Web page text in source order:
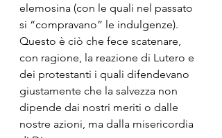
elemosina (con le quali nel passato
si “compravano” le indulgenze).
Questo è ciò che fece scatenare,
con ragione, la reazione di Lutero e
dei protestanti i quali difendevano
giustamente che la salvezza non
dipende dai nostri meriti o dalle
nostre azioni, ma dalla misericordia